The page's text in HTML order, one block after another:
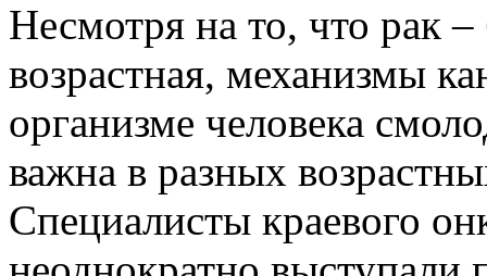
Несмотря на то, что рак –
возрастная, механизмы
организме человека
важна в разных
Специалисты краевого